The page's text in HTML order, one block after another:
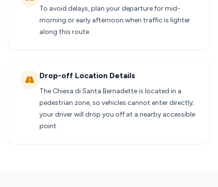
To avoid delays, plan your departure for mid-
morning or early afternoon when traffic is lighter
along this route.
Drop-off Location Details
The Chiesa di Santa Bernadette is located in a
pedestrian zone, so vehicles cannot enter directly;
your driver will drop you off at a nearby accessible
point.